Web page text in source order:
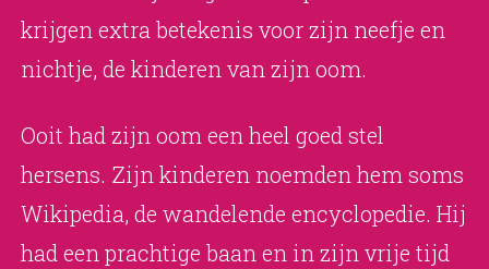
krijgen extra betekenis voor zijn neefje en
nichtje, de kinderen van zijn oom.
Ooit had zijn oom een heel goed stel
hersens. Zijn kinderen noemden hem soms
Wikipedia, de wandelende encyclopedie. Hij
had een prachtige baan en in zijn vrije tijd